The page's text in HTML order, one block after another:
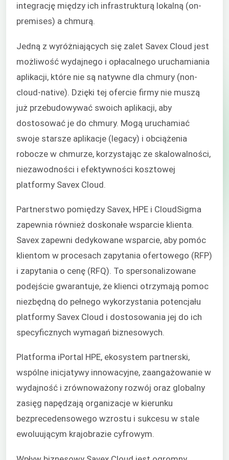
integrację między ich infrastrukturą lokalną (on-
premises) a chmurą.
Jedną z wyróżniających się zalet Savex Cloud jest
możliwość wydajnego i opłacalnego uruchamiania
aplikacji, które nie są natywne dla chmury (non-
cloud-native). Dzięki tej ofercie firmy nie muszą
już przebudowywać swoich aplikacji, aby
dostosować je do chmury. Mogą uruchamiać
swoje starsze aplikacje (legacy) i obciążenia
robocze w chmurze, korzystając ze skalowalności,
niezawodności i efektywności kosztowej
platformy Savex Cloud.
Partnerstwo pomiędzy Savex, HPE i CloudSigma
zapewnia również doskonałe wsparcie klienta.
Savex zapewni dedykowane wsparcie, aby pomóc
klientom w procesach zapytania ofertowego (RFP)
i zapytania o cenę (RFQ). To spersonalizowane
podejście gwarantuje, że klienci otrzymają pomoc
niezbędną do pełnego wykorzystania potencjału
platformy Savex Cloud i dostosowania jej do ich
specyficznych wymagań biznesowych.
Platforma iPortal HPE, ekosystem partnerski,
wspólne inicjatywy innowacyjne, zaangażowanie w
wydajność i zrównoważony rozwój oraz globalny
zasięg napędzają organizacje w kierunku
bezprecedensowego wzrostu i sukcesu w stale
ewoluującym krajobrazie cyfrowym.